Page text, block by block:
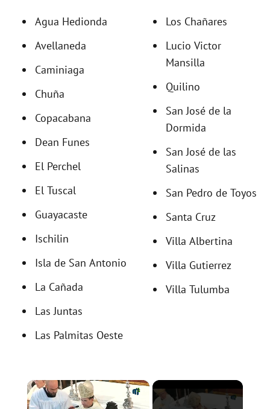
Agua Hedionda
Avellaneda
Caminiaga
Chuña
Copacabana
Dean Funes
El Perchel
El Tuscal
Guayacaste
Ischilin
Isla de San Antonio
La Cañada
Las Juntas
Las Palmitas Oeste
Los Chañares
Lucio Victor
Mansilla
Quilino
San José de la
Dormida
San José de las
Salinas
San Pedro de Toyos
Santa Cruz
Villa Albertina
Villa Gutierrez
Villa Tulumba
×